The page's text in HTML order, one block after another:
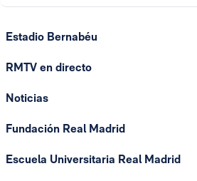
Estadio Bernabéu
RMTV en directo
Noticias
Fundación Real Madrid
Escuela Universitaria Real Madrid